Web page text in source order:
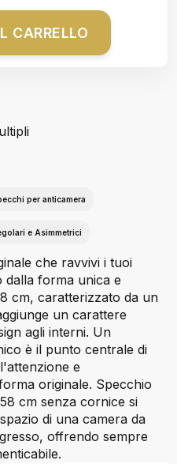
CARRELLO
per anticamera
e Asimmetrici
che ravvivi i tuoi
dalla forma unica e
cm, caratterizzato da un
un carattere
agli interni. Un
è il punto centrale di
e
originale. Specchio
cm senza cornice si
di una camera da
offrendo sempre